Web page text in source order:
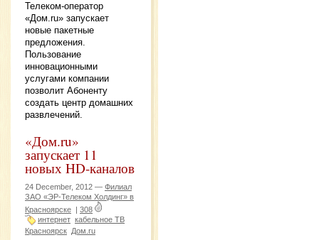
Телеком-оператор
«Дом.ru» запускает
новые пакетные
предложения.
Пользование
инновационными
услугами компании
позволит Абоненту
создать центр домашних
развлечений.
«Дом.ru»
запускает 11
новых HD-каналов
24 December, 2012 — Филиал
ЗАО «ЭР-Телеком Холдинг» в
Красноярске | 308
интернет кабельное ТВ
Красноярск Дом.ru